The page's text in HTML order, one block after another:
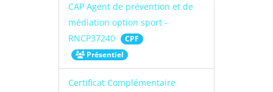
CAP Agent de prévention et de
médiation option sport -
RNCP37240
CPF
Présentiel
Certificat Complémentaire